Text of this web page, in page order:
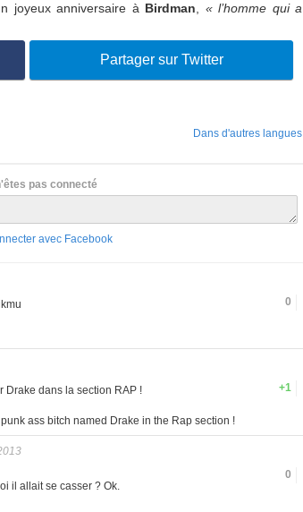
joyeux anniversaire à Birdman
« l’homme qui a
Partager sur Twitter
Dans d'autres langues
pas connecté
avec Facebook
0
+1
Drake dans la section RAP !
ass bitch named Drake in the Rap section !
0
il allait se casser ? Ok.